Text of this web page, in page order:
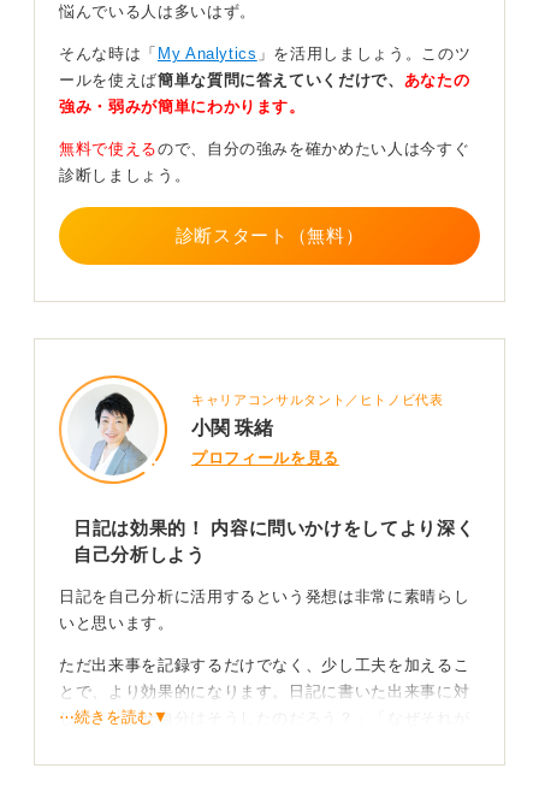
また可能であれば、毎朝その日のスケジュールを立てる
ことをおすすめします。
たとえば、「何時から何時まではこれをする」といった
具体的な計画です。そして、1日の終わりに立てたスケジ
性を高め、その日の生産性を向上させることができま
す。
えでも非常に役立つスキルとなるため、ぜひ実践してみ
0
悩んでいる人は多いはず。
そんな時は「 My Analytics 」を活用しましょう。このツ
ールを使えば簡単な質問に答えていくだけで、 あなたの
強み・弱みが簡単にわかります。
無料で使えるので、自分の強みを確かめたい人は今すぐ
診断しましょう。
診断スタート（無料）
キャリアコンサルタント／ヒトノビ代表
小関 珠緒
プロフィールを見る
日記は効果的！ 内容に問いかけをしてより深く
自己分析しよう
日記を自己分析に活用するという発想は非常に素晴らし
いと思います。
ただ出来事を記録するだけでなく、少し工夫を加えるこ
とで、より効果的になります。日記に書いた出来事に対
して、「なぜ自分はそうしたのだろう？」「なぜそれが
けてみてください。
⋯続きを読む▼